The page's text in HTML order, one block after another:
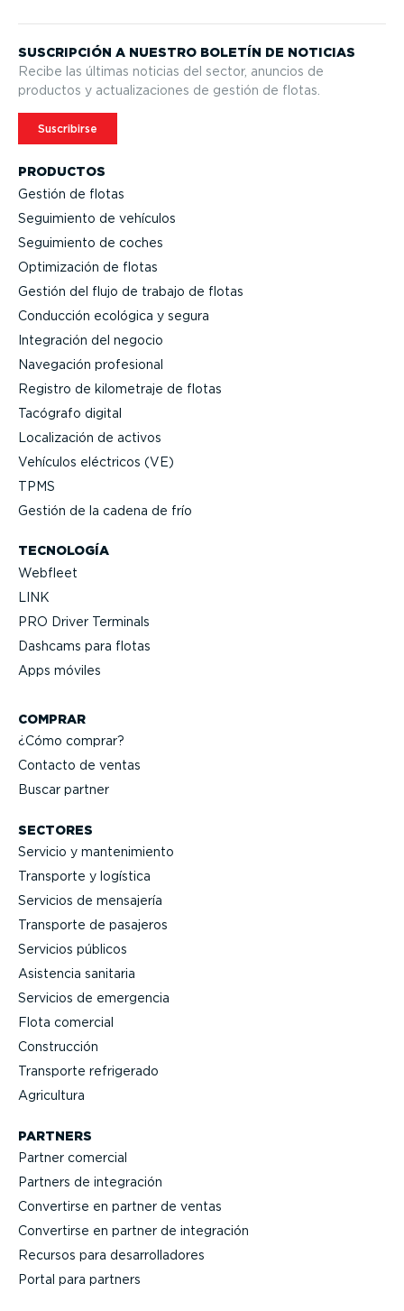
PRODUCTOS
Gestión de flotas
Seguimiento de vehículos
Seguimiento de coches
Optimi­zación de flotas
Gestión del flujo de trabajo de flotas
Conducción ecológica y segura
Integración del negocio
Navegación profesional
Registro de kilometraje de flotas
Tacógrafo digital
Locali­zación de activos
Vehículos eléctricos (VE)
TPMS
Gestión de la cadena de frío
TECNOLOGÍA
Webfleet
LINK
PRO Driver Terminals
Dashcams para flotas
Apps móviles
COMPRAR
¿Cómo comprar?
Contacto de ventas
Buscar partner
SECTORES
Servicio y mante­ni­miento
Transporte y logística
Servicios de mensajería
Transporte de pasajeros
Servicios públicos
Asistencia sanitaria
Servicios de emergencia
Flota comercial
Construcción
Transporte refrigerado
Agricultura
SUSCRIPCIÓN A NUESTRO BOLETÍN DE NOTICIAS
Recibe las últimas noticias del sector, anuncios de
productos y actua­li­za­ciones de gestión de flotas.
Suscribirse
PARTNERS
Partner comercial
Partners de integración
Convertirse en partner de ventas
Convertirse en partner de integración
Recursos para desarro­lla­dores
Portal para partners